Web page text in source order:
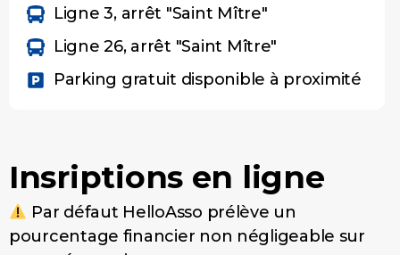
Ligne 3, arrêt "Saint Mître"
Ligne 26, arrêt "Saint Mître"
Parking gratuit disponible à proximité
Insriptions en ligne
Par défaut HelloAsso prélève un
pourcentage financier non négligeable sur